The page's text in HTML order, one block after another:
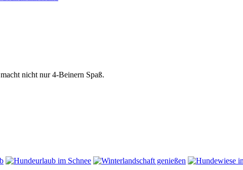
nicht nur 4-Beinern Spaß.